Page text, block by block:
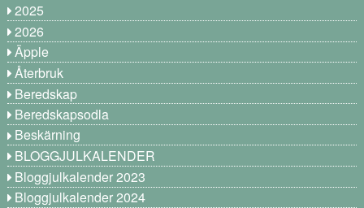
2025
2026
Äpple
Återbruk
Beredskap
Beredskapsodla
Beskärning
BLOGGJULKALENDER
Bloggjulkalender 2023
Bloggjulkalender 2024